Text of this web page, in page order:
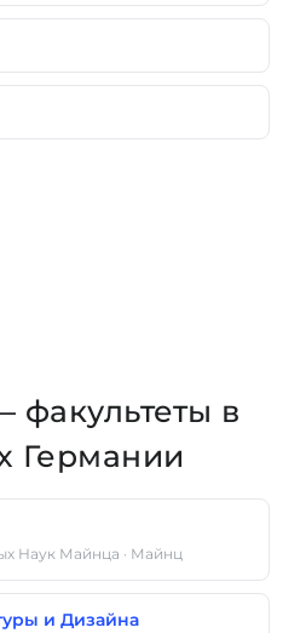
факультеты в
Германии
Наук Майнца · Майнц
и Дизайна